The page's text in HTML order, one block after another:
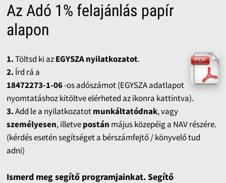
Az Adó 1% felajánlás papír
alapon
1.Töltsd ki azEGYSZA nyilatkozatot.
2. Írd rá a
18472273-1-06-os adószámot (EGYSZA adatlapot
nyomtatáshoz kitöltve elérheted az ikonra kattintva).
3.Add le a nyilatkozatotmunkáltatódnak, vagy
személyesen, illetvepostán május közepéig a NAV részére.
(kérdés esetén segítséget a bérszámfejtő / könyvelő tud
adni)
Ismerd meg segítő programjainkat. Segítő